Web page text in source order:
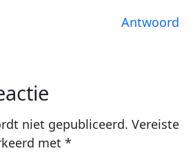
Antwoord
niet gepubliceerd. Vereiste
met *